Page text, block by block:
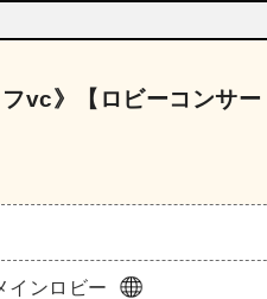
vc》【ロビーコンサー
インロビー